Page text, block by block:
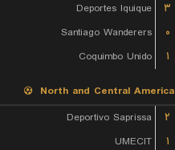
Deportes Iquique
۳
Santiago Wanderers
۰
Coquimbo Unido
۱
North and Central America
Deportivo Saprissa
۲
UMECIT
۱